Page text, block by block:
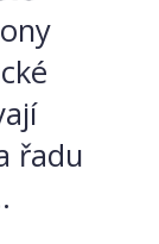
řadu